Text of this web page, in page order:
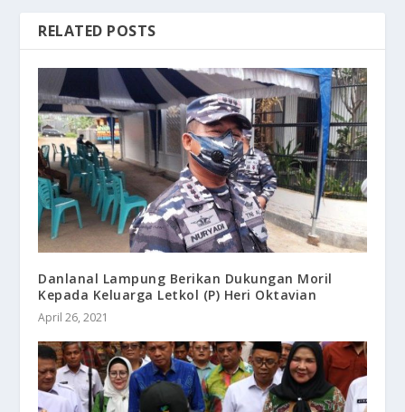
RELATED POSTS
Danlanal Lampung Berikan Dukungan Moril
Kepada Keluarga Letkol (P) Heri Oktavian
April 26, 2021